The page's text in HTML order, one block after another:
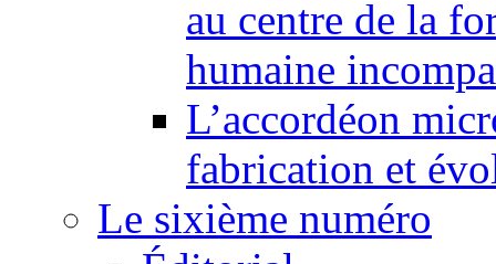
au centre de la
humaine
L’accordéon
fabrication et
Le sixième numéro